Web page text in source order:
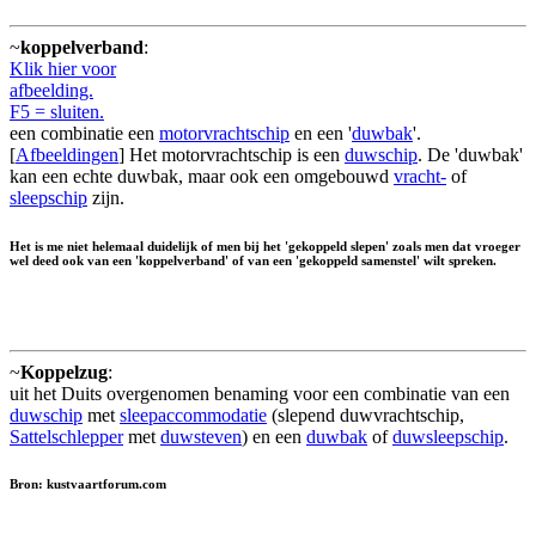
~koppelverband:
Klik hier voor
afbeelding.
F5 = sluiten.
een combinatie een motorvrachtschip en een 'duwbak'.
[Afbeeldingen] Het motorvrachtschip is een duwschip. De 'duwbak'
kan een echte duwbak, maar ook een omgebouwd vracht- of
sleepschip zijn.
Het is me niet helemaal duidelijk of men bij het 'gekoppeld slepen' zoals men dat vroeger
wel deed ook van een 'koppelverband' of van een 'gekoppeld samenstel' wilt spreken.
~Koppelzug:
uit het Duits overgenomen benaming voor een combinatie van een
duwschip met sleepaccommodatie (slepend duwvrachtschip,
Sattelschleppermet duwsteven) en een duwbak ofduwsleepschip.
Bron: kustvaartforum.com